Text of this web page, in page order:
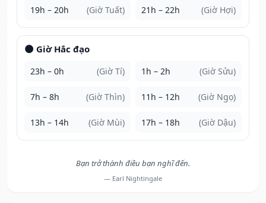
19h – 20h (Giờ Tuất) 21h – 22h (Giờ Hợi)
🌑 Giờ Hắc đạo
23h – 0h (Giờ Tí) 1h – 2h (Giờ Sửu)
7h – 8h (Giờ Thìn) 11h – 12h (Giờ Ngọ)
13h – 14h (Giờ Mùi) 17h – 18h (Giờ Dậu)
Bạn trở thành điều bạn nghĩ đến.
— Earl Nightingale